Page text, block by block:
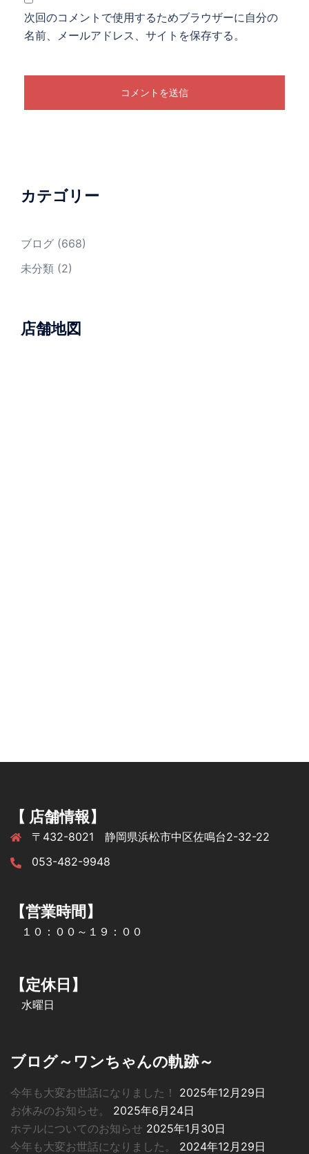
次回のコメントで使用するためブラウザーに自分の
名前、メールアドレス、サイトを保存する。
カテゴリー
ブログ (668)
未分類 (2)
店舗地図
【 店舗情報】
〒432-8021 静岡県浜松市中区佐鳴台2-32-22
053-482-9948
【営業時間】
１０：００～１９：００
【定休日】
水曜日
ブログ～ワンちゃんの軌跡～
今年も大変お世話になりました！
2025年12月29日
お休みのお知らせ。
2025年6月24日
ホテルについてのお知らせ 2025年1月30日
今年も大変お世話になりました。
2024年12月29日